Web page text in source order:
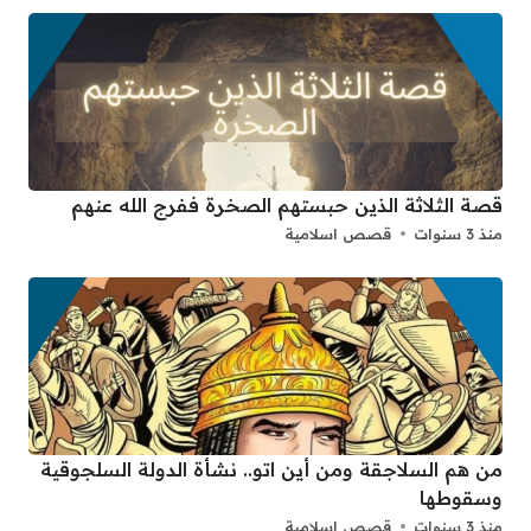
قصة الثلاثة الذين حبستهم الصخرة ففرج الله عنهم
منذ 3 سنوات قصص اسلامية
من هم السلاجقة ومن أين اتو.. نشأة الدولة السلجوقية
وسقوطها
منذ 3 سنوات قصص اسلامية